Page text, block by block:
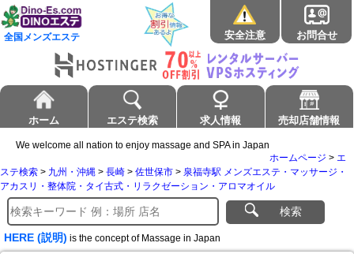
全国メンズエステ 安全注意 お問合せ
ホーム エステ検索 求人情報 売却店舗情報
We welcome all nation to enjoy massage and SPA in Japan
ホームページ > エ
ステ検索 > 九州・沖縄 > 長崎 > 佐世保市 > 泉福寺駅 メンズエステ・マッサージ・
アカスリ・整体院・タイ古式・リラクゼーション・アロマオイル
検索
HERE (説明) is the concept of Massage in Japan